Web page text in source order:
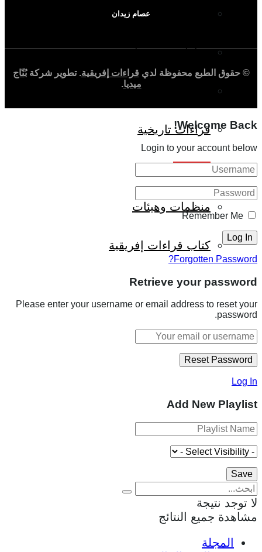
حوارات وتحقيقات
قراءات تاريخية
منظمات وهيئات
كتاب قراءات إفريقية
عصام زيدان
© حقوق الطبع محفوظة لدي قراءات إفريقية. تطوير شركة بُنّاج
ميديا.
Welcome Back!
Login to your account below
Remember Me
Forgotten Password?
Retrieve your password
Please enter your username or email address to reset your
password.
Log In
Add New Playlist
لا توجد نتيجة
مشاهدة جميع النتائج
المجلة